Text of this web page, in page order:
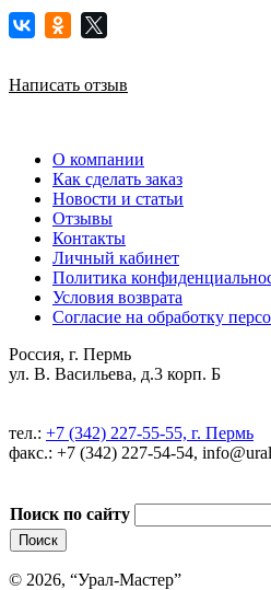
Написать отзыв
О компании
Как сделать заказ
Новости и статьи
Отзывы
Контакты
Личный кабинет
Политика
Условия возврата
Согласие на обработку
Россия, г. Пермь
ул. В. Васильева, д.3 корп. Б
тел.: +7 (342) 227-55-55, г. Пермь
факс.: +7 (342) 227-54-54,
Поиск по сайту
© 2026, “Урал-Мастер”